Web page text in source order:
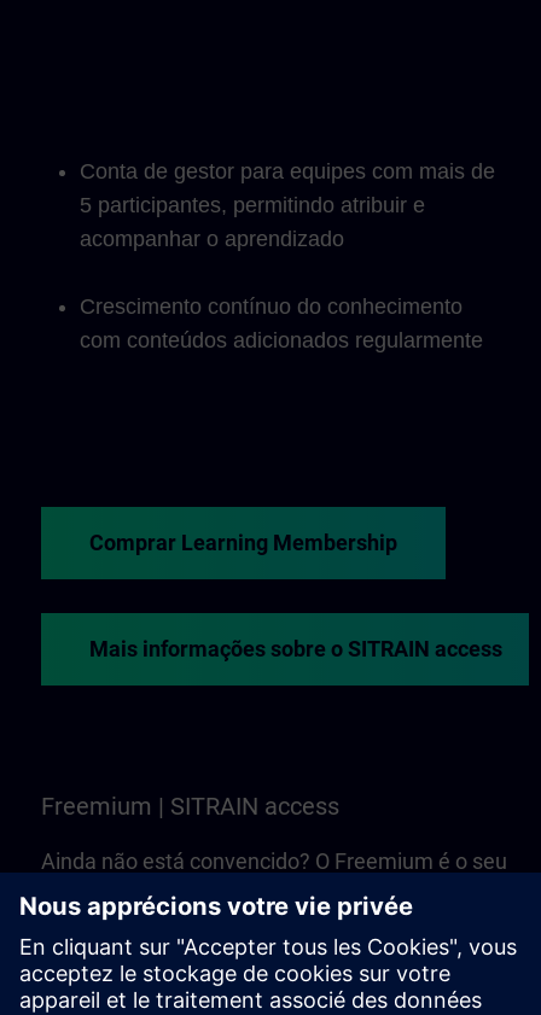
Conta de gestor para equipes com mais de
5 participantes, permitindo atribuir e
acompanhar o aprendizado
Crescimento contínuo do conhecimento
com conteúdos adicionados regularmente
Comprar Learning Membership
Mais informações sobre o SITRAIN access
Freemium | SITRAIN access
Ainda não está convencido? O Freemium é o seu
ponto de partida para conhecer uma seleção de
treinamentos e cursos baseados na web do
access. É gratuito — não é necessário Learning
Membership!